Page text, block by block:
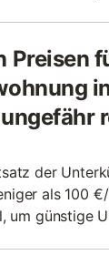
Preisen
der
als 100
um günstige